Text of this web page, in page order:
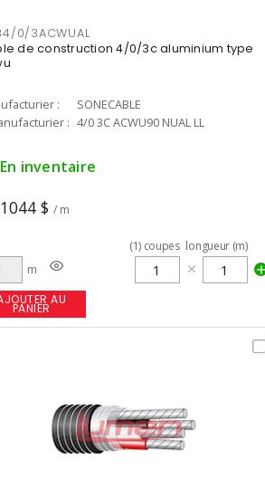
0/3ACWUAL
de construction 4/0/3c aluminium type
:
SONECABLE
: 4/0 3C ACWU90 NUAL LL
En inventaire
$ / m
m
(1) coupes longueur (m)
AU
PANIER